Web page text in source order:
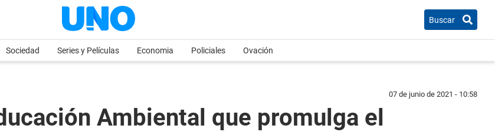
Buscar
Sociedad Series y Películas Economia Policiales Ovación
07 de junio de 2021 - 10:58
Ambiental que promulga el